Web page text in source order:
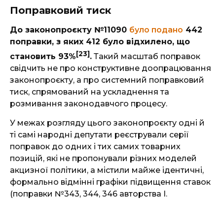
Поправковий тиск
До законопроєкту №11090 було подано 442
поправки, з яких 412 було відхилено, що
становить 93% [23] . Такий масштаб поправок
свідчить не про конструктивне доопрацювання
законопроєкту, а про системний поправковий
тиск, спрямований на ускладнення та
розмивання законодавчого процесу.
У межах розгляду цього законопроєкту одні й
ті самі народні депутати реєстрували серії
поправок до одних і тих самих товарних
позицій, які не пропонували різних моделей
акцизної політики, а містили майже ідентичні,
формально відмінні графіки підвищення ставок
(поправки №343, 344, 346 авторства І.